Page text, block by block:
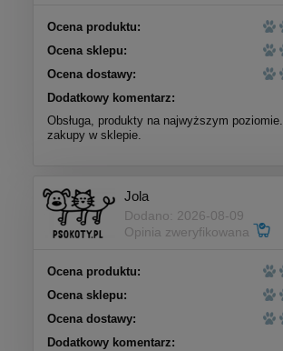
Ocena produktu:
Ocena sklepu:
Ocena dostawy:
Dodatkowy komentarz:
Obsługa, produkty na najwyższym
zakupy w sklepie.
Jola
Dodano: 2026-08-09
Opinia zweryfikowana
Ocena produktu:
Ocena sklepu:
Ocena dostawy:
Dodatkowy komentarz: